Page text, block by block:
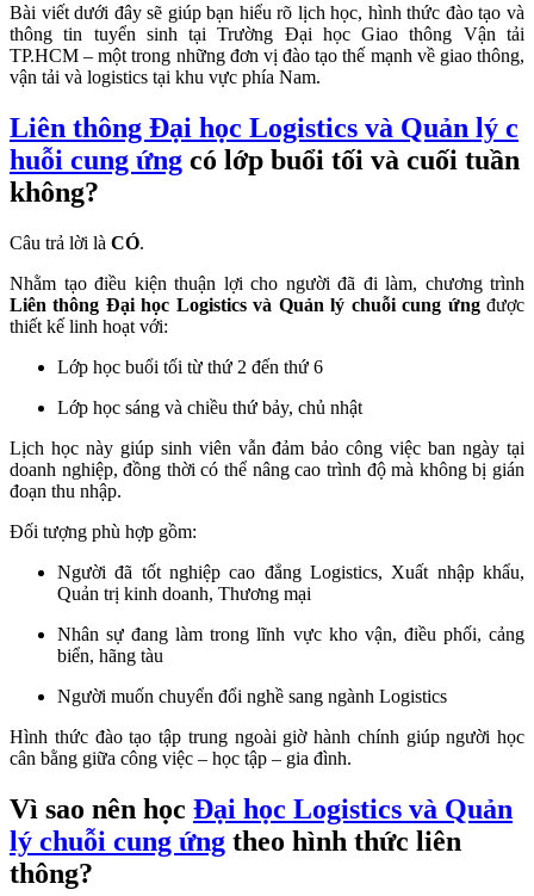
Bài viết dưới đây sẽ giúp bạn hiểu rõ lịch học, hình thức đào tạo và
thông tin tuyển sinh tại Trường Đại học Giao thông Vận tải
TP.HCM – một trong những đơn vị đào tạo thế mạnh về giao thông,
vận tải và logistics tại khu vực phía Nam.
Liên thông Đại học Logistics và Quản lý c
huỗi cung ứng có lớp buổi tối và cuối tuần
không?
Câu trả lời là CÓ.
Nhằm tạo điều kiện thuận lợi cho người đã đi làm, chương trình
Liên thông Đại học Logistics và Quản lý chuỗi cung ứngđược
thiết kế linh hoạt với:
Lớp học buổi tối từ thứ 2 đến thứ 6
Lớp học sáng và chiều thứ bảy, chủ nhật
Lịch học này giúp sinh viên vẫn đảm bảo công việc ban ngày tại
doanh nghiệp, đồng thời có thể nâng cao trình độ mà không bị gián
đoạn thu nhập.
Đối tượng phù hợp gồm:
Người đã tốt nghiệp cao đẳng Logistics, Xuất nhập khẩu,
Quản trị kinh doanh, Thương mại
Nhân sự đang làm trong lĩnh vực kho vận, điều phối, cảng
biển, hãng tàu
Người muốn chuyển đổi nghề sang ngành Logistics
Hình thức đào tạo tập trung ngoài giờ hành chính giúp người học
cân bằng giữa công việc – học tập – gia đình.
Vì sao nên học Đại học Logistics và Quản
lý chuỗi cung ứng theo hình thức liên
thông?